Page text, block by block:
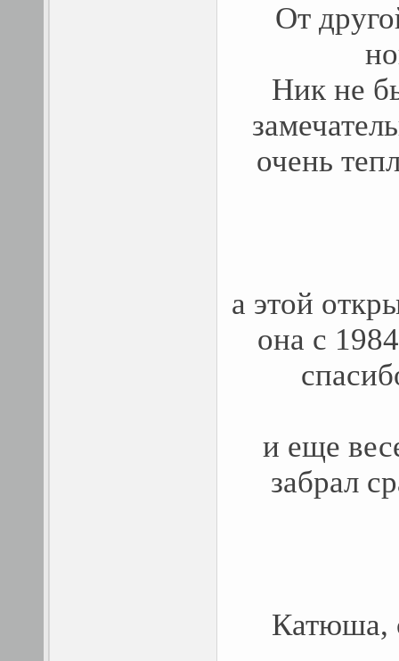
От
Ник не
очень
а этой
она с
и еще
забрал
Катюша,